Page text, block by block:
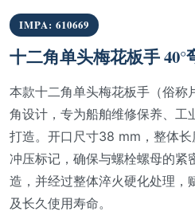
IMPA: 610669
十二角单头梅花板手 40°
本款十二角单头梅花板手（俗称
角设计，专为船舶维修保养、工
打造。开口尺寸38 mm，整体
冲压标记，确保与螺栓螺母的紧
造，并经过整体淬火硬化处理，
及长久使用寿命。